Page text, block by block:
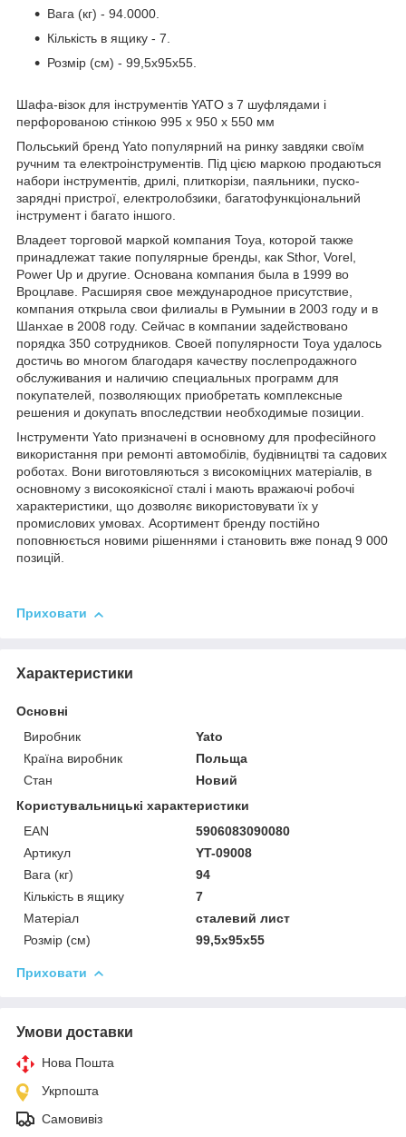
Вага (кг) - 94.0000.
Кількість в ящику - 7.
Розмір (см) - 99,5x95x55.
Шафа-візок для інструментів YATO з 7 шуфлядами і
перфорованою стінкою 995 x 950 x 550 мм
Польський бренд Yato популярний на ринку завдяки своїм
ручним та електроінструментів. Під цією маркою продаються
набори інструментів, дрилі, плиткорізи, паяльники, пуско-
зарядні пристрої, електролобзики, багатофункціональний
інструмент і багато іншого.
Владеет торговой маркой компания Toya, которой также
принадлежат такие популярные бренды, как Sthor, Vorel,
Power Up и другие. Основана компания была в 1999 во
Вроцлаве. Расширяя свое международное присутствие,
компания открыла свои филиалы в Румынии в 2003 году и в
Шанхае в 2008 году. Сейчас в компании задействовано
порядка 350 сотрудников. Своей популярности Toya удалось
достичь во многом благодаря качеству послепродажного
обслуживания и наличию специальных программ для
покупателей, позволяющих приобретать комплексные
решения и докупать впоследствии необходимые позиции.
Інструменти Yato призначені в основному для професійного
використання при ремонті автомобілів, будівництві та садових
роботах. Вони виготовляються з високоміцних матеріалів, в
основному з високоякісної сталі і мають вражаючі робочі
характеристики, що дозволяє використовувати їх у
промислових умовах. Асортимент бренду постійно
поповнюється новими рішеннями і становить вже понад 9 000
позицій.
Приховати
Характеристики
Основні
Виробник
Yato
Країна виробник
Польща
Стан
Новий
Користувальницькі характеристики
EAN
5906083090080
Артикул
YT-09008
Вага (кг)
94
Кількість в ящику
7
Матеріал
сталевий лист
Розмір (см)
99,5x95x55
Приховати
Умови доставки
Нова Пошта
Укрпошта
Самовивіз